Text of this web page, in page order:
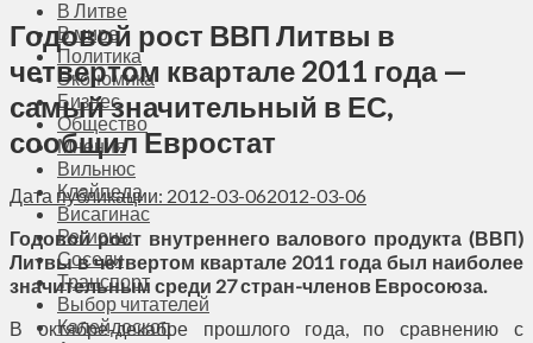
В Литве
В мире
Политика
Экономика
Бизнес
Общество
Мнения
Вильнюс
Клайпеда
Висагинас
Регионы
Соседи
Транспорт
Выбор читателей
Калейдоскоп
Годовой рост ВВП Литвы в
четвертом квартале 2011 года —
самый значительный в ЕС,
сообщил Евростат
Дата публикации: 2012-03-062012-03-06
Годовой рост внутреннего валового продукта (ВВП)
Литвы в четвертом квартале 2011 года был наиболее
значительным среди 27 стран-членов Евросоюза.
В октябре-декабре прошлого года, по сравнению с